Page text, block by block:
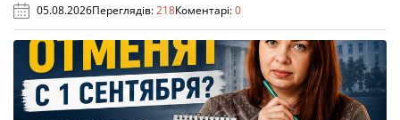
05.08.2026Переглядів:218Коментарі:0